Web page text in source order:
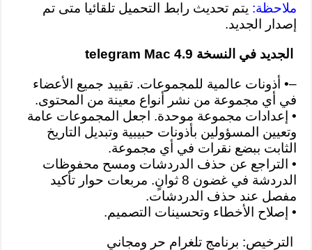
ملاحظة: يتم تحديث رابط التحميل تلقائيا متى تم
إصدار الجديد.
الجديد في النسخة telegram Mac 4.9
–• أذونات عالمية للمجموعات. تقييد جميع الأعضاء
في أي مجموعة من نشر أنواع معينة من المحتوى.
• إعدادات مجموعة موحدة. اجعل المجموعات عامة
وتعيين المسؤولين بأذونات حبيبية وتبديل التاريخ
الثابت ببضع نقرات في أي مجموعة.
• التراجع عن حذف الدردشات ومسح محفوظات
الدردشة في غضون 8 ثوانٍ.
مربعات حوار تأكيد
مفصل عند حذف الدردشات.
• إصلاح الأخطاء وتحسينات التصميم.
الترخيص: برنامج تلغرام حر ومجاني